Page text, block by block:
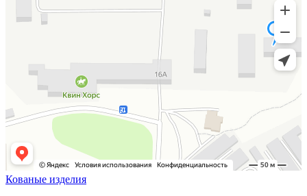
Кованые изделия